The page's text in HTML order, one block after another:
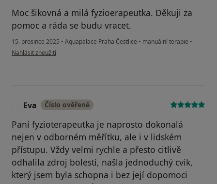
Moc šikovná a milá fyzioerapeutka. Děkuji za
pomoc a ráda se budu vracet.
15. prosince 2025 • Aquapalace Praha Čestlice • manuální terapie •
podle názoru uživatele E.H.
Nahlásit zneužití
Eva Číslo ověřené
Paní fyzioterapeutka je naprosto dokonalá
nejen v odborném měřítku, ale i v lidském
přístupu. Vždy velmi rychle a přesto citlivě
odhalila zdroj bolesti, našla jednoduchý cvik,
který jsem byla schopna i bez její dopomoci